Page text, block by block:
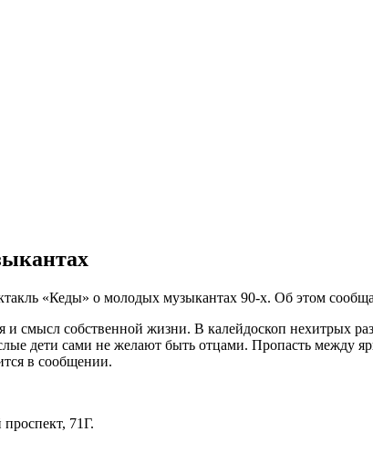
«Кеды» о молодых музыкантах 90-х. Об этом
смысл собственной жизни. В калейдоскоп нехитрых
дети сами не желают быть отцами. Пропасть между
в сообщении.
71Г.